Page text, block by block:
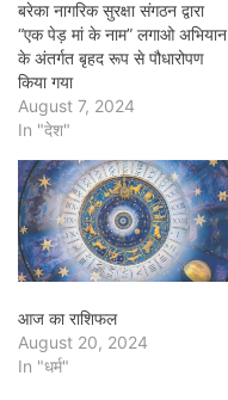
बरेका नागरिक सुरक्षा संगठन द्वारा
“एक पेड़ मां के नाम” लगाओ अभियान
के अंतर्गत बृहद रूप से पौधारोपण
किया गया
August 7, 2024
In "देश"
आज का राशिफल
August 20, 2024
In "धर्म"